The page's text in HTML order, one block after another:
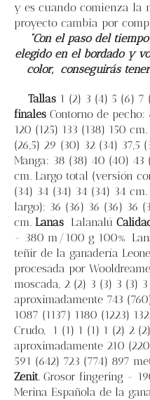
y es cuando comienza la
proyecto cambia por
“Con el paso del
elegido en el bordado y
color,
conseguirás
Tallas 1 (2) 3 (4) 5 (6) 7
finales Contorno de pecho:
120 (125) 133 (138) 150
(26,5) 29 (30) 32 (34) 37,5
Manga: 38 (38) 40 (40) 43
cm. Largo total (versión
(34) 34 (34) 34 (34) 34
largo): 36 (36) 36 (36) 36
cm. Lanas Lalanalú
- 380 m/100 g 100%
teñir de la ganadería
procesada por
moscada, 2 (2) 3 (3) 3 (3)
aproximadamente 743
1087 (1137) 1180 (1223)
Crudo, 1 (1) 1 (1) 1 (2) 2
aproximadamente 210
591 (642) 723 (774) 897
Zenit. Grosor fingering -
Merina Española de la